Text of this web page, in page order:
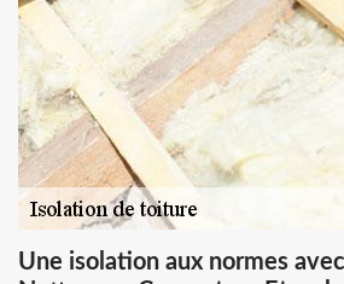
Une isolation aux normes